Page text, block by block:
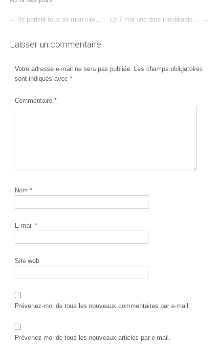
Post
← Ils parlent tous de mon site… Le 7 mai une date inoubliable…. →
Laisser un commentaire
Votre adresse e-mail ne sera pas publiée. Les champs obligatoires
sont indiqués avec *
Commentaire *
Nom *
E-mail *
Site web
Prévenez-moi de tous les nouveaux commentaires par e-mail.
Prévenez-moi de tous les nouveaux articles par e-mail.